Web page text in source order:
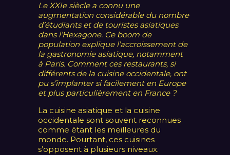
Le XXIe siècle a connu une
augmentation considérable du nombre
d’étudiants et de touristes asiatiques
dans l’Hexagone. Ce boom de
population explique l’accroissement de
la gastronomie asiatique, notamment
à Paris. Comment ces restaurants, si
différents de la cuisine occidentale, ont
pu s’implanter si facilement en Europe
et plus particulièrement en France ?
La cuisine asiatique et la cuisine
occidentale sont souvent reconnues
comme étant les meilleures du
monde. Pourtant, ces cuisines
s’opposent à plusieurs niveaux.